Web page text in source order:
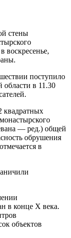
стены
воскресенье,
поступило
области в 11.30
квадратных
— ред.) общей
обрушения
в
в конце X века.
объектов